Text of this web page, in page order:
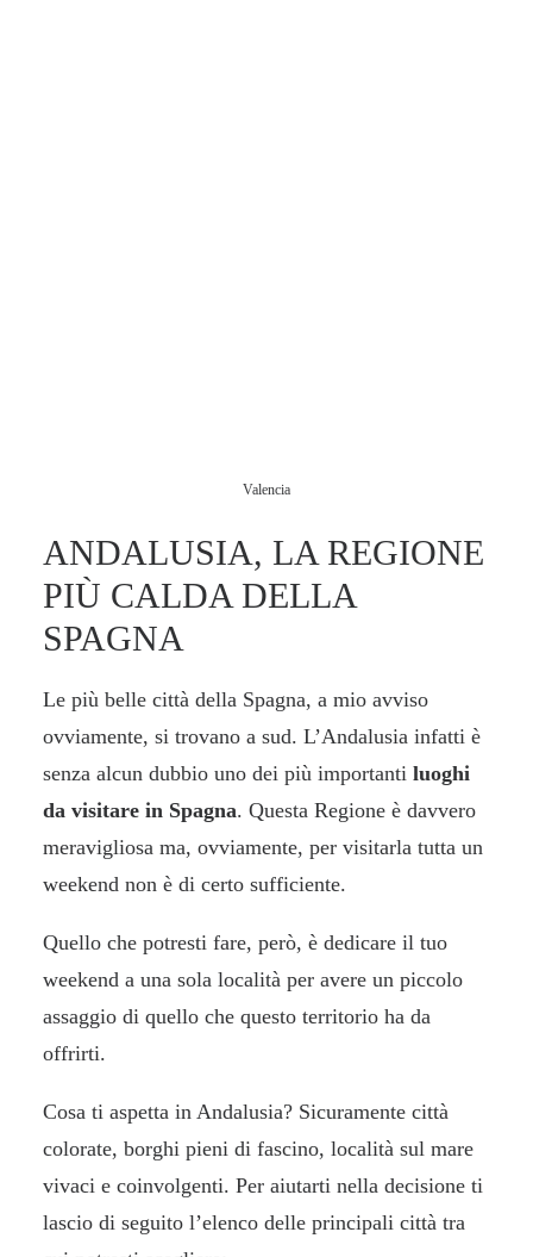
Valencia
ANDALUSIA, LA REGIONE
PIÙ CALDA DELLA
SPAGNA
Le più belle città della Spagna, a mio avviso
ovviamente, si trovano a sud. L’Andalusia infatti è
senza alcun dubbio uno dei più importanti luoghi
da visitare in Spagna. Questa Regione è davvero
meravigliosa ma, ovviamente, per visitarla tutta un
weekend non è di certo sufficiente.
Quello che potresti fare, però, è dedicare il tuo
weekend a una sola località per avere un piccolo
assaggio di quello che questo territorio ha da
offrirti.
Cosa ti aspetta in Andalusia? Sicuramente città
colorate, borghi pieni di fascino, località sul mare
vivaci e coinvolgenti. Per aiutarti nella decisione ti
lascio di seguito l’elenco delle principali città tra